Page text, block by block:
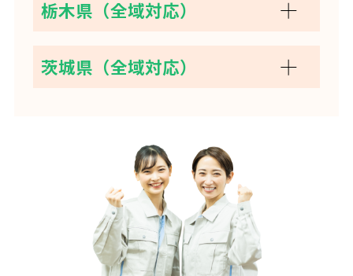
栃木県（全域対応）
茨城県（全域対応）